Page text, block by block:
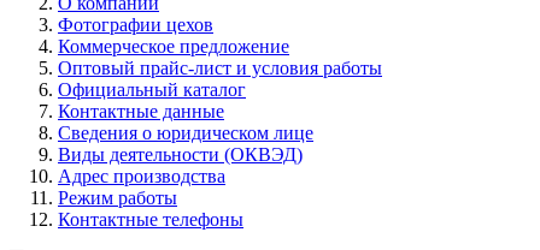
Фотографии цехов
Коммерческое предложение
Оптовый прайс-лист и условия работы
Официальный каталог
Контактные данные
Сведения о юридическом лице
Виды деятельности (ОКВЭД)
Адрес производства
Режим работы
Контактные телефоны